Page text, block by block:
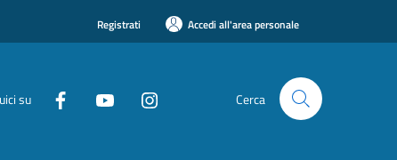
Registrati Accedi all'area personale
su Cerca